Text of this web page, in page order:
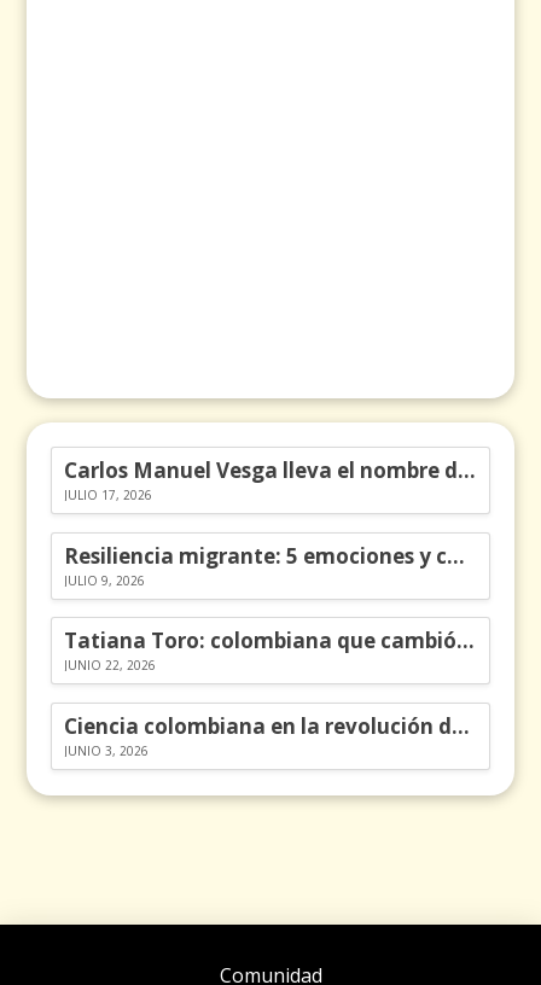
Carlos Manuel Vesga lleva el nombre de Colombia a los Emmy
JULIO 17, 2026
Resiliencia migrante: 5 emociones y cómo gestionarlas
JULIO 9, 2026
Tatiana Toro: colombiana que cambió la historia de las matemáticas
JUNIO 22, 2026
Ciencia colombiana en la revolución de los órganos en chips
JUNIO 3, 2026
Comunidad